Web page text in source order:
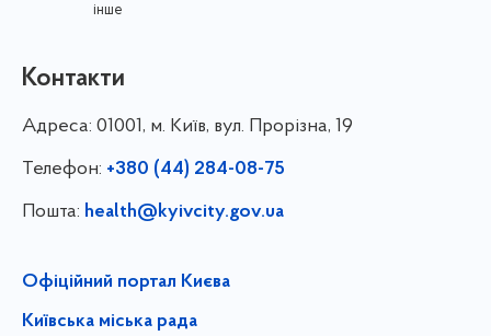
інше
Контакти
Адреса: 01001, м. Київ, вул. Прорізна, 19
Телефон: +380 (44) 284-08-75
Пошта: health@kyivcity.gov.ua
Офіційний портал Києва
Київська міська рада